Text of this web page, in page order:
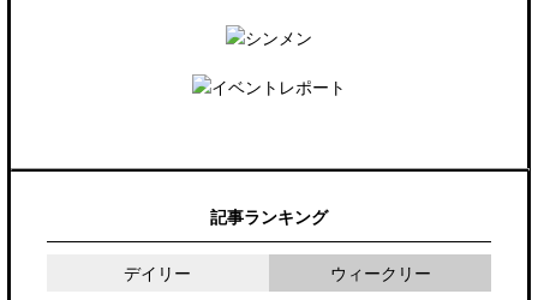
記事ランキング
デイリー ウィークリー